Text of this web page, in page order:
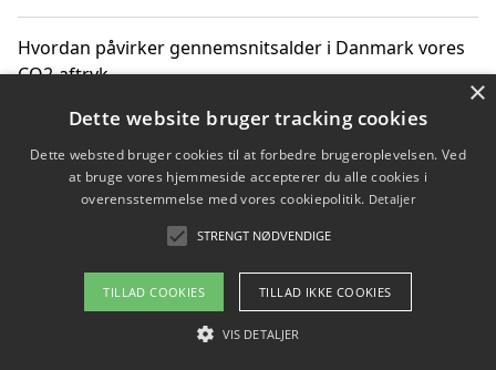
Hvordan påvirker gennemsnitsalder i Danmark vores
CO2-aftryk
Hvordan nyheder om CO2-udledning påvirker vores
hverdag
Om / kontakt
Blog Betingelser
×
Dette website bruger tracking cookies
Dette websted bruger cookies til at forbedre brugeroplevelsen. Ved
at bruge vores hjemmeside accepterer du alle cookies i
overensstemmelse med vores cookiepolitik. Detaljer
STRENGT NØDVENDIGE
TILLAD COOKIES TILLAD IKKE COOKIES
VIS DETALJER